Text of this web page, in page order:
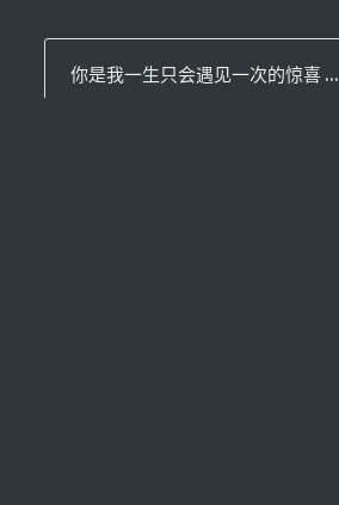
你是我一生只会遇见一次的惊喜 ...